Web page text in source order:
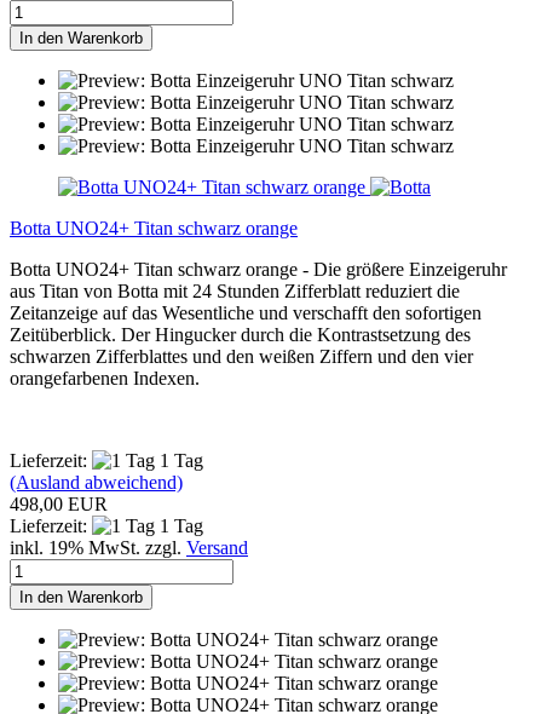
In den Warenkorb
Botta UNO24+ Titan schwarz orange
Botta UNO24+ Titan schwarz orange - Die größere Einzeigeruhr
aus Titan von Botta mit 24 Stunden Zifferblatt reduziert die
Zeitanzeige auf das Wesentliche und verschafft den sofortigen
Zeitüberblick. Der Hingucker durch die Kontrastsetzung des
schwarzen Zifferblattes und den weißen Ziffern und den vier
orangefarbenen Indexen.
Lieferzeit:
1 Tag
(Ausland abweichend)
498,00 EUR
Lieferzeit:
1 Tag
inkl. 19% MwSt. zzgl. Versand
In den Warenkorb